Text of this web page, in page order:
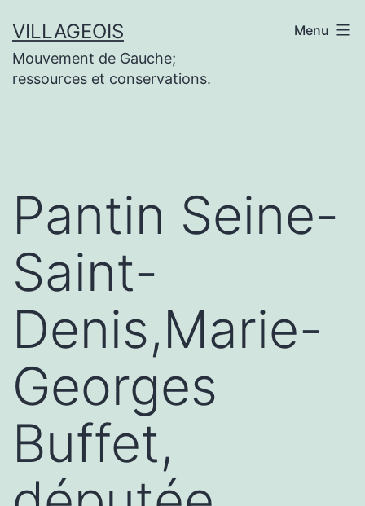
au
contenu
VILLAGEOIS
Mouvement de Gauche;
ressources et conservations.
Menu
Pantin Seine-
Saint-
Denis,Marie-
Georges
Buffet,